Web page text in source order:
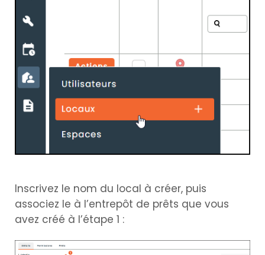
Inscrivez le nom du local à créer, puis
associez le à l’entrepôt de prêts que vous
avez créé à l’étape 1 :